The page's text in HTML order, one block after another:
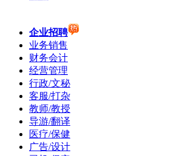
企业招聘
业务销售
财务会计
经营管理
行政/文秘
客服/打杂
教师/教授
导游/翻译
医疗/保健
广告/设计